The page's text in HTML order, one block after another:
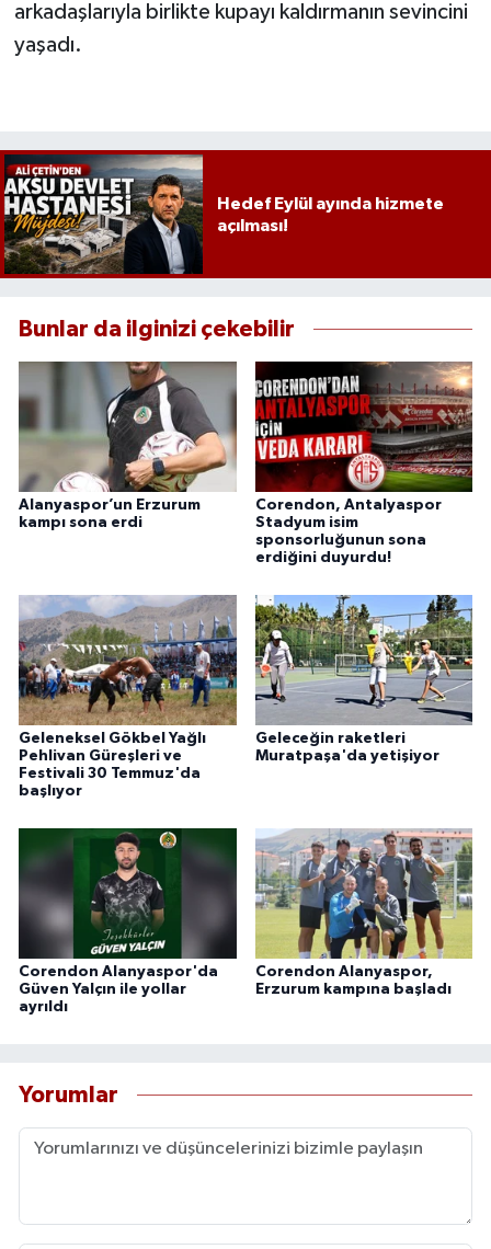
arkadaşlarıyla birlikte kupayı kaldırmanın sevincini
yaşadı.
Hedef Eylül ayında hizmete
açılması!
Bunlar da ilginizi çekebilir
Alanyaspor’un Erzurum
kampı sona erdi
Corendon, Antalyaspor
Stadyum isim
sponsorluğunun sona
erdiğini duyurdu!
Geleneksel Gökbel Yağlı
Pehlivan Güreşleri ve
Festivali 30 Temmuz'da
başlıyor
Geleceğin raketleri
Muratpaşa'da yetişiyor
Corendon Alanyaspor'da
Güven Yalçın ile yollar
ayrıldı
Corendon Alanyaspor,
Erzurum kampına başladı
Yorumlar